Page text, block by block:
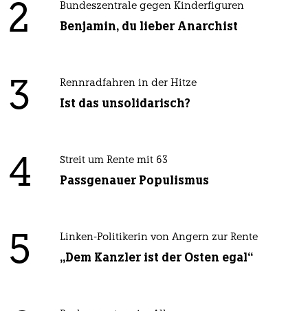
2 Bundeszentrale gegen Kinderfiguren
Benjamin, du lieber Anarchist
3 Rennradfahren in der Hitze
Ist das unsolidarisch?
4 Streit um Rente mit 63
Passgenauer Populismus
5 Linken-Politikerin von Angern zur Rente
„Dem Kanzler ist der Osten egal“